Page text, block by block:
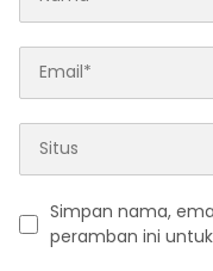
Simpan nama,
peramban ini